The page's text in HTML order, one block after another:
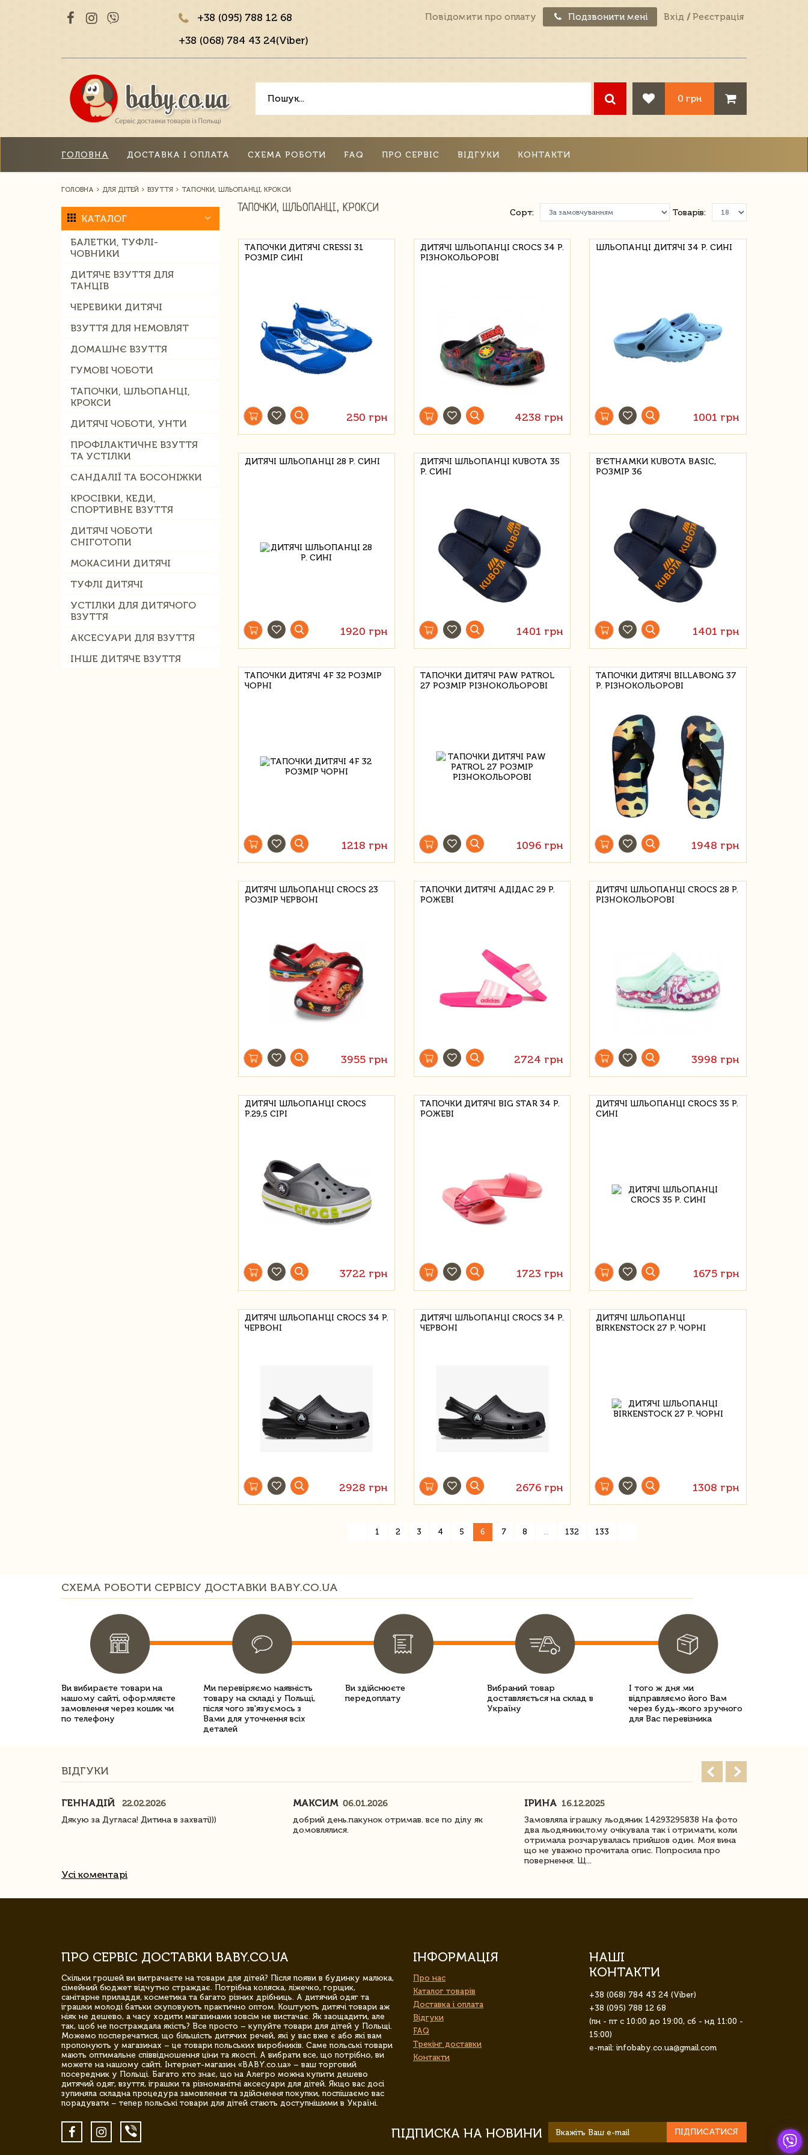
+38 (095) 788 12 68
+38 (068) 784 43 24(Viber)
Повідомити про оплату Подзвонити мені Вхід / Реєстрація
0 грн
ГОЛОВНА ДОСТАВКА І ОПЛАТА СХЕМА РОБОТИ FAQ ПРО СЕРВІС ВІДГУКИ КОНТАКТИ
ГОЛОВНА ДЛЯ ДІТЕЙ ВЗУТТЯ ТАПОЧКИ, ШЛЬОПАНЦІ, КРОКСИ
КАТАЛОГ
БАЛЕТКИ, ТУФЛІ-
ЧОВНИКИ
ДИТЯЧЕ ВЗУТТЯ ДЛЯ
ТАНЦІВ
ЧЕРЕВИКИ ДИТЯЧІ
ВЗУТТЯ ДЛЯ НЕМОВЛЯТ
ДОМАШНЄ ВЗУТТЯ
ГУМОВІ ЧОБОТИ
ТАПОЧКИ, ШЛЬОПАНЦІ,
КРОКСИ
ДИТЯЧІ ЧОБОТИ, УНТИ
ПРОФІЛАКТИЧНЕ ВЗУТТЯ
ТА УСТІЛКИ
САНДАЛІЇ ТА БОСОНІЖКИ
КРОСІВКИ, КЕДИ,
СПОРТИВНЕ ВЗУТТЯ
ДИТЯЧІ ЧОБОТИ
СНІГОТОПИ
МОКАСИНИ ДИТЯЧІ
ТУФЛІ ДИТЯЧІ
УСТІЛКИ ДЛЯ ДИТЯЧОГО
ВЗУТТЯ
АКСЕСУАРИ ДЛЯ ВЗУТТЯ
ІНШЕ ДИТЯЧЕ ВЗУТТЯ
ТАПОЧКИ, ШЛЬОПАНЦІ, КРОКСИ Товарів:
Сорт:
ТАПОЧКИ ДИТЯЧІ CRESSI 31
РОЗМІР СИНІ
250 грн
ДИТЯЧІ ШЛЬОПАНЦІ CROCS 34 Р.
РІЗНОКОЛЬОРОВІ
4238 грн
ШЛЬОПАНЦІ ДИТЯЧІ 34 Р. СИНІ
1001 грн
ДИТЯЧІ ШЛЬОПАНЦІ 28 Р. СИНІ
1920 грн
ДИТЯЧІ ШЛЬОПАНЦІ KUBOTA 35
Р. СИНІ
1401 грн
В'ЄТНАМКИ KUBOTA BASIC,
РОЗМІР 36
1401 грн
ТАПОЧКИ ДИТЯЧІ 4F 32 РОЗМІР
ЧОРНІ
1218 грн
ТАПОЧКИ ДИТЯЧІ PAW PATROL
27 РОЗМІР РІЗНОКОЛЬОРОВІ
1096 грн
ТАПОЧКИ ДИТЯЧІ BILLABONG 37
Р. РІЗНОКОЛЬОРОВІ
1948 грн
ДИТЯЧІ ШЛЬОПАНЦІ CROCS 23
РОЗМІР ЧЕРВОНІ
3955 грн
ТАПОЧКИ ДИТЯЧІ АДІДАС 29 Р.
РОЖЕВІ
2724 грн
ДИТЯЧІ ШЛЬОПАНЦІ CROCS 28 Р.
РІЗНОКОЛЬОРОВІ
3998 грн
ДИТЯЧІ ШЛЬОПАНЦІ CROCS
Р.29,5 СІРІ
3722 грн
ТАПОЧКИ ДИТЯЧІ BIG STAR 34 Р.
РОЖЕВІ
1723 грн
ДИТЯЧІ ШЛЬОПАНЦІ CROCS 35 Р.
СИНІ
1675 грн
ДИТЯЧІ ШЛЬОПАНЦІ CROCS 34 Р.
ЧЕРВОНІ
2928 грн
ДИТЯЧІ ШЛЬОПАНЦІ CROCS 34 Р.
ЧЕРВОНІ
2676 грн
ДИТЯЧІ ШЛЬОПАНЦІ
BIRKENSTOCK 27 Р. ЧОРНІ
1308 грн
1 2 3 4 5 6 7 8 ... 132 133
СХЕМА РОБОТИ СЕРВІСУ ДОСТАВКИ BABY.CO.UA
Ви вибираєте товари на
нашому сайті, оформляєте
замовлення через кошик чи
по телефону
Ми перевіряємо наявність
товару на складі у Польщі,
після чого зв'язуємось з
Вами для уточнення всіх
деталей
Ви здійснюєте
передоплату
Вибраний товар
доставляється на склад в
Україну
І того ж дня ми
відправляємо його Вам
через будь-якого зручного
для Вас перевізника
ВІДГУКИ
ГЕННАДІЙ
22.02.2026
Дякую за Дугласа! Дитина в захваті)))
МАКСИМ 06.01.2026
добрий день.пакунок отримав. все по ділу як
домовлялися.
ІРИНА 16.12.2025
Замовляла іграшку льодяник 14293295838 На фото
два льодяники,тому очікувала так і отримати, коли
отримала розчарувалась прийшов один. Моя вина
що не уважно прочитала опис. Попросила про
повернення. Щ...
Усі коментарі
ПРО СЕРВІС ДОСТАВКИ BABY.CO.UA
Скільки грошей ви витрачаєте на товари для дітей? Після появи в будинку малюка,
сімейний бюджет відчутно страждає. Потрібна коляска, ліжечко, горщик,
санітарне приладдя, косметика та багато різних дрібниць. А дитячий одяг та
іграшки молоді батьки скуповують практично оптом. Коштують дитячі товари аж
ніяк не дешево, а часу ходити магазинами зовсім не вистачає. Як заощадити, але
так, щоб не постраждала якість? Все просто – купуйте товари для дітей у Польщі.
Можемо посперечатися, що більшість дитячих речей, які у вас вже є або які вам
пропонують у магазинах – це товари польських виробників. Саме польські товари
мають оптимальне співвідношення ціни та якості. А вибрати все, що потрібно, ви
можете на нашому сайті. Інтернет-магазин «BABY.co.ua» – ваш торговий
посередник у Польщі. Багато хто знає, що на Алегро можна купити дешево
дитячий одяг, взуття, іграшки та різноманітні аксесуари для дітей. Якщо вас досі
зупиняла складна процедура замовлення та здійснення покупки, поспішаємо вас
порадувати – тепер польські товари для дітей стають доступнішими в Україні.
ІНФОРМАЦІЯ
Про нас
Каталог товарів
Доставка і оплата
Відгуки
FAQ
Трекінг доставки
Контакти
НАШІ
КОНТАКТИ
+38 (068) 784 43 24 (Viber)
+38 (095) 788 12 68
(пн - пт с 10:00 до 19:00, сб - нд 11:00 -
15:00)
e-mail: infobaby.co.ua@gmail.com
ПІДПИСКА НА НОВИНИ ПІДПИСАТИСЯ